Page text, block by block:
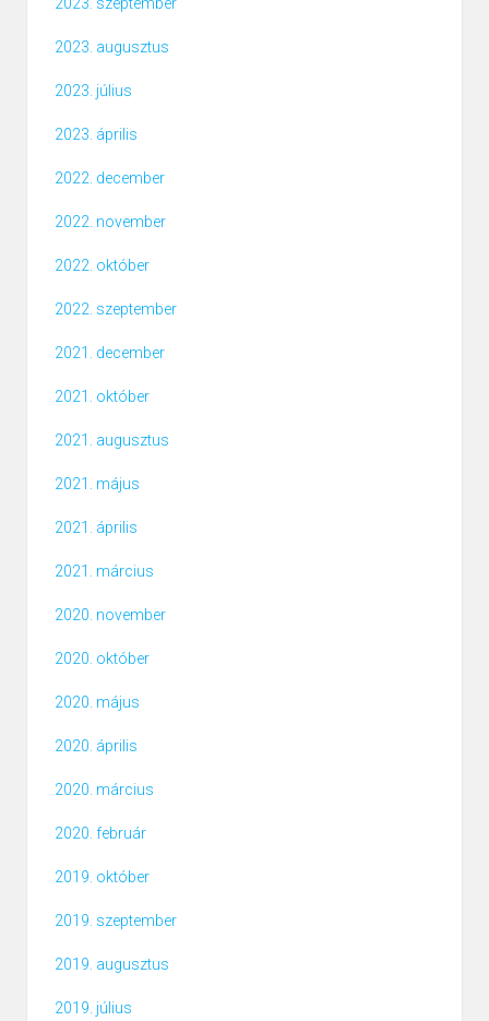
2023. szeptember
2023. augusztus
2023. július
2023. április
2022. december
2022. november
2022. október
2022. szeptember
2021. december
2021. október
2021. augusztus
2021. május
2021. április
2021. március
2020. november
2020. október
2020. május
2020. április
2020. március
2020. február
2019. október
2019. szeptember
2019. augusztus
2019. július